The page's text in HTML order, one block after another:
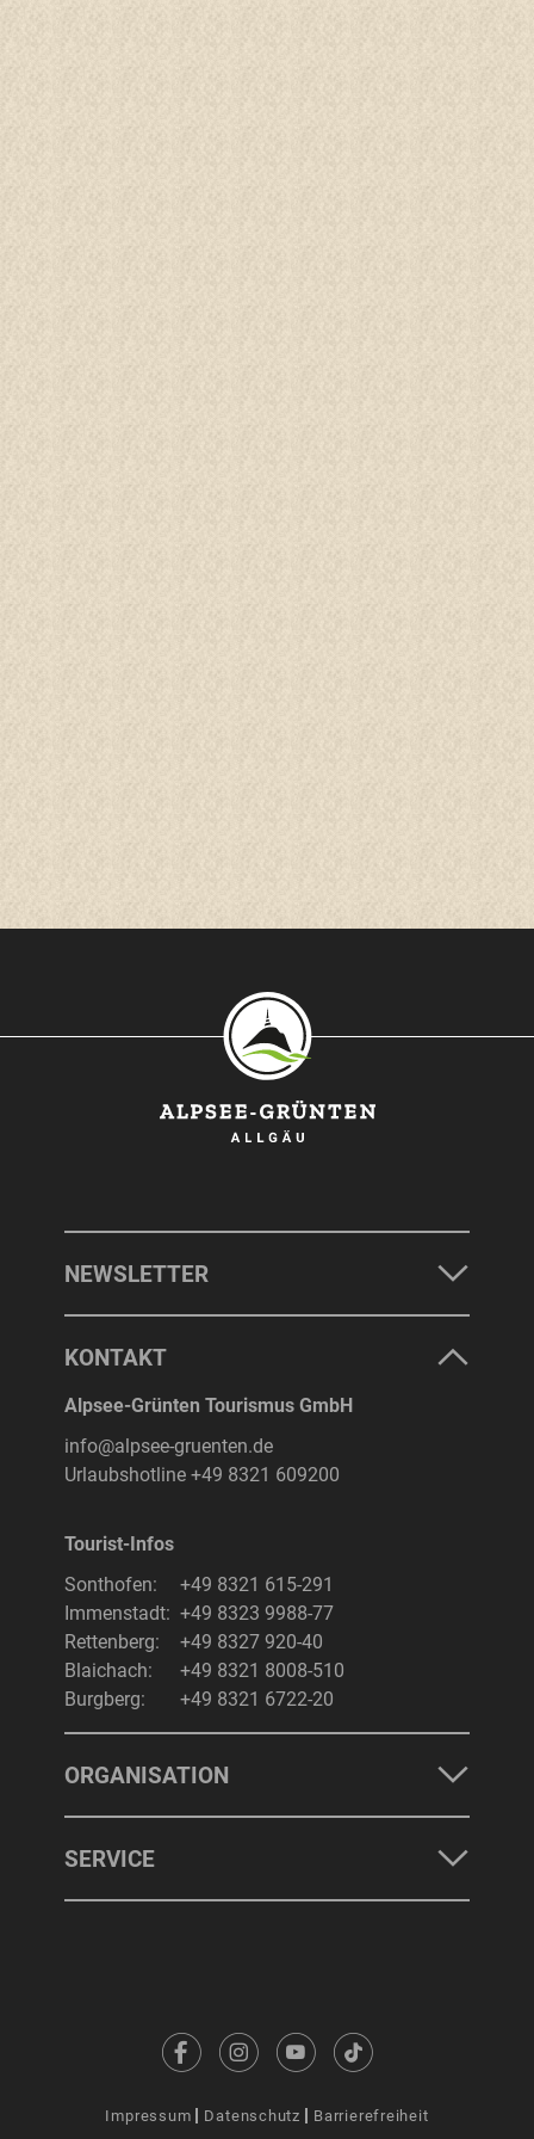
NEWSLETTER
KONTAKT
Alpsee-Grünten Tourismus GmbH
info@alpsee-gruenten.de
Urlaubshotline +49 8321 609200
Tourist-Infos
Sonthofen:
+49 8321 615-291
Immenstadt: +49 8323 9988-77
Rettenberg:
+49 8327 920-40
Blaichach:
+49 8321 8008-510
Burgberg:
+49 8321 6722-20
ORGANISATION
SERVICE
Impressum Datenschutz Barrierefreiheit